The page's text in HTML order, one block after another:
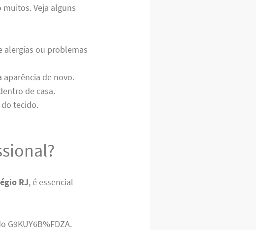
muitos. Veja alguns
alergias ou problemas
aparência de novo.
de casa.
tecido.
RJ, é essencial